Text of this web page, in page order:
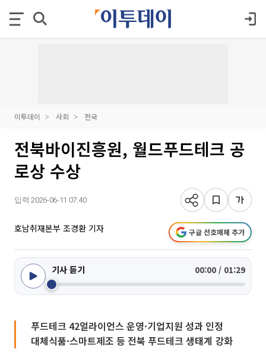
이투데이 사회 전국
전북바이진흥원, 월드푸드테크 공
로상 수상
입력 2026-06-11 07:40
호남취재본부 조경환 기자 구글 선호매체 추가
기사 듣기 00:00 / 01:29
푸드테크 42얼라이언스 운영·기업지원 성과 인정
대체식품·스마트제조 등 전북 푸드테크 생태계 강화